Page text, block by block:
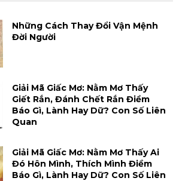
Những Cách Thay Đổi Vận Mệnh
Đời Người
Giải Mã Giấc Mơ: Nằm Mơ Thấy
Giết Rắn, Đánh Chết Rắn Điềm
Báo Gì, Lành Hay Dữ? Con Số Liên
Quan
Giải Mã Giấc Mơ: Nằm Mơ Thấy Ai
Đó Hôn Mình, Thích Mình Điềm
Báo Gì, Lành Hay Dữ? Con Số Liên